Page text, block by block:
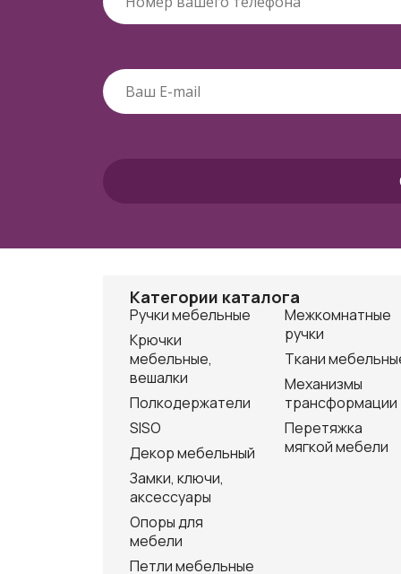
Категории каталога
Ручки мебельные
Крючки
мебельные,
вешалки
Полкодержатели
SISO
Декор мебельный
Замки, ключи,
аксессуары
Опоры для
мебели
Петли мебельные
Межкомнатные
ручки
Ткани
Механизмы
трансформации
Перетяжка
мягкой мебели